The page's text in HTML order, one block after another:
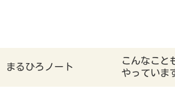
まるひろノート
こんなこと
やっていま